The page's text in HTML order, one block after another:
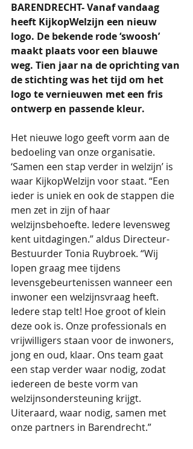
BARENDRECHT- Vanaf vandaag
heeft KijkopWelzijn een nieuw
logo. De bekende rode ‘swoosh’
maakt plaats voor een blauwe
weg. Tien jaar na de oprichting van
de stichting was het tijd om het
logo te vernieuwen met een fris
ontwerp en passende kleur.
Het nieuwe logo geeft vorm aan de
bedoeling van onze organisatie.
‘Samen een stap verder in welzijn’ is
waar KijkopWelzijn voor staat. “Een
ieder is uniek en ook de stappen die
men zet in zijn of haar
welzijnsbehoefte. Iedere levensweg
kent uitdagingen.” aldus Directeur-
Bestuurder Tonia Ruybroek. “Wij
lopen graag mee tijdens
levensgebeurtenissen wanneer een
inwoner een welzijnsvraag heeft.
Iedere stap telt! Hoe groot of klein
deze ook is. Onze professionals en
vrijwilligers staan voor de inwoners,
jong en oud, klaar. Ons team gaat
een stap verder waar nodig, zodat
iedereen de beste vorm van
welzijnsondersteuning krijgt.
Uiteraard, waar nodig, samen met
onze partners in Barendrecht.”